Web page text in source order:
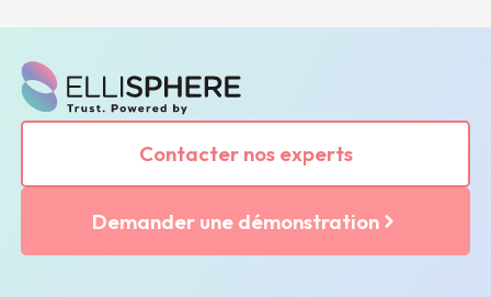
Contacter nos experts
Demander une démonstration